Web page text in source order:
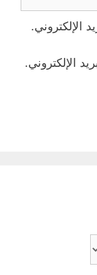
الإلكتروني.
الإلكتروني.